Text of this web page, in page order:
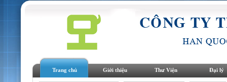
Trang chủ Giới thiệu Thư Viện Đại lý